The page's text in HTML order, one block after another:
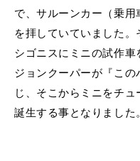
で、サルーンカー（乗
を拝していていました
シゴニスにミニの試作
ジョンクーパーが『こ
じ、そこからミニをチ
誕生する事となりました